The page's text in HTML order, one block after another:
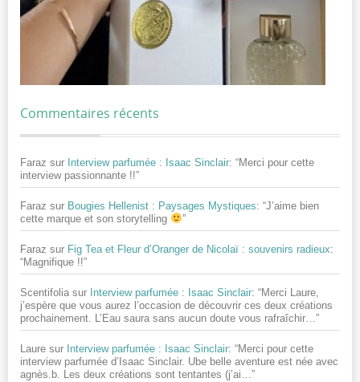
Commentaires récents
Faraz sur Interview parfumée : Isaac Sinclair: “Merci pour cette
interview passionnante !!”
Faraz sur Bougies Hellenist : Paysages Mystiques: “J’aime bien
cette marque et son storytelling
”
Faraz sur Fig Tea et Fleur d’Oranger de Nicolaï : souvenirs radieux:
“Magnifique !!”
Scentifolia sur Interview parfumée : Isaac Sinclair: “Merci Laure,
j’espère que vous aurez l’occasion de découvrir ces deux créations
prochainement. L’Eau saura sans aucun doute vous rafraîchir… ”
Laure sur Interview parfumée : Isaac Sinclair: “Merci pour cette
interview parfumée d’Isaac Sinclair. Ube belle aventure est née avec
agnès.b. Les deux créations sont tentantes (j’ai…”